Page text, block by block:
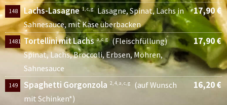
148 Lachs-Lasagne 1, c, g
Lasagne, Spinat, Lachs in
Sahnesauce, mit Käse überbacken
17,90 €
1481 Tortellini mit Lachs a, c, g (Fleischfüllung)
Spinat, Lachs, Broccoli, Erbsen, Möhren,
Sahnesauce
17,90 €
149 Spaghetti Gorgonzola 2, 4, a, c, g
(auf Wunsch
mit Schinken*)
16,20 €